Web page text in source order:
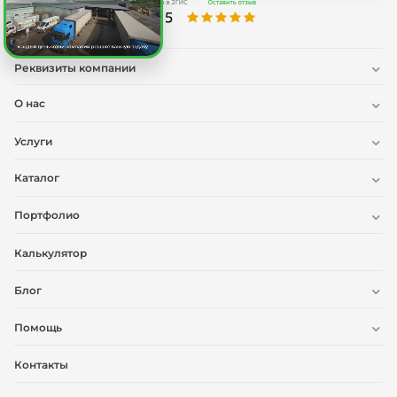
Реквизиты компании
О нас
Услуги
Каталог
Портфолио
Контакты
Калькулятор
Блог
Помощь